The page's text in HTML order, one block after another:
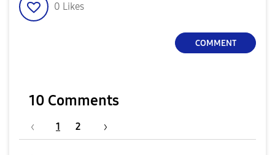
0 Likes
COMMENT
10 Comments
1 2